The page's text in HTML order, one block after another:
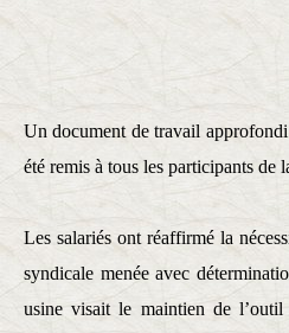
Un document de travail
été remis à tous les participants de
Les salariés ont réaffirmé la
syndicale menée avec
usine visait le maintien de